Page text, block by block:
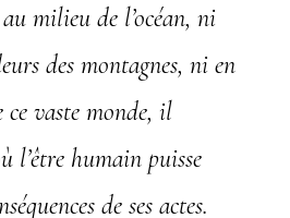
milieu de l’océan, ni
des montagnes, ni en
vaste monde, il
l’être humain puisse
de ses actes.